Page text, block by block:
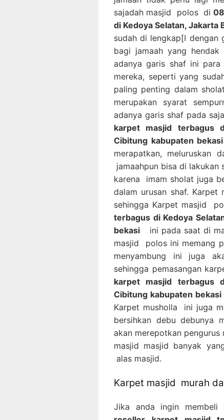
sajadah masjid polos di
di Kedoya Selatan, Jakarta
sudah di lengkap[I dengan
bagi jamaah yang
adanya garis shaf ini para
mereka, seperti yang
paling penting dalam
merupakan syarat
adanya garis shaf pada
karpet masjid terbagus
Cibitung kabupaten bekasi
merapatkan, meluruskan
jamaahpun bisa di lakukan
karena imam sholat juga
dalam urusan shaf.
sehingga Karpet masjid
terbagus di Kedoya
bekasi ini pada saat di
masjid polos ini memang
menyambung ini juga
sehingga pemasangan
karpet masjid terbagus
Cibitung kabupaten bekasi
Karpet musholla ini juga
bersihkan debu debunya
akan merepotkan
masjid masjid banyak
alas masjid.
Karpet masjid murah
Jika anda ingin